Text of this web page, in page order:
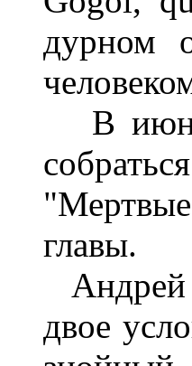
дурном
В июне
главы.
Андрей
двое